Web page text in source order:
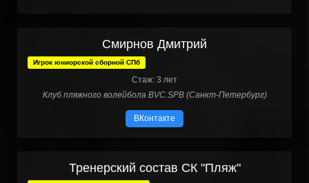
Смирнов Дмитрий
Игрок юниорской сборной СПб
Стаж: 3 лет
Клуб пляжного волейбола BVC.SPB (Санкт-Петербург)
ВКонтакте
Тренерский состав СК "Пляж"